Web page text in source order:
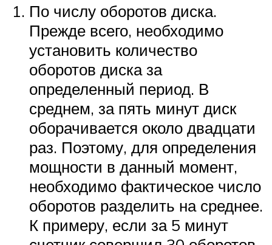
По числу оборотов диска.
Прежде всего, необходимо
установить количество
оборотов диска за
определенный период. В
среднем, за пять минут диск
оборачивается около двадцати
раз. Поэтому, для определения
мощности в данный момент,
необходимо фактическое число
оборотов разделить на среднее.
К примеру, если за 5 минут